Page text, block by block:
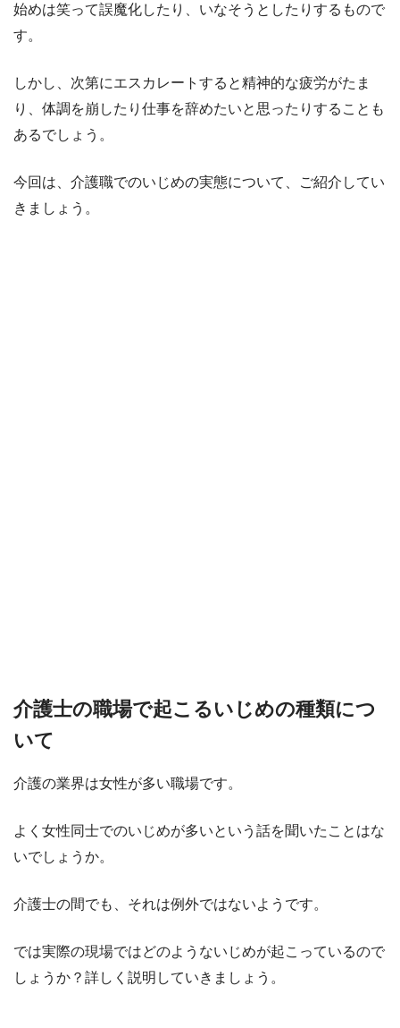
始めは笑って誤魔化したり、いなそうとしたりするもので
す。
しかし、次第にエスカレートすると精神的な疲労がたま
り、体調を崩したり仕事を辞めたいと思ったりすることも
あるでしょう。
今回は、介護職でのいじめの実態について、ご紹介してい
きましょう。
介護士の職場で起こるいじめの種類につ
いて
介護の業界は女性が多い職場です。
よく女性同士でのいじめが多いという話を聞いたことはな
いでしょうか。
介護士の間でも、それは例外ではないようです。
では実際の現場ではどのようないじめが起こっているので
しょうか？詳しく説明していきましょう。